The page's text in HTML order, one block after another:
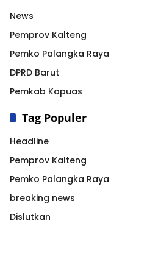
News
Pemprov Kalteng
Pemko Palangka Raya
DPRD Barut
Pemkab Kapuas
Tag Populer
Headline
Pemprov Kalteng
Pemko Palangka Raya
breaking news
Dislutkan